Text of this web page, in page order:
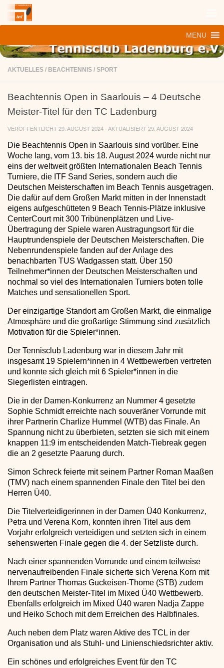
Zum Inhalt springen
MENU
AKTUELLES / BEACHTENNIS / SPORT
Beachtennis Open in Saarlouis – 4 Deutsche
Meister-Titel für den TC Ladenburg
VERÖFFENTLICHT 29. AUGUST 2024 · AKTUALISIERT 29. AUGUST 2024
Die Beachtennis Open in Saarlouis sind vorüber. Eine
Woche lang, vom 13. bis 18. August 2024 wurde nicht nur
eins der weltweit größten Internationalen Beach Tennis
Turniere, die ITF Sand Series, sondern auch die
Deutschen Meisterschaften im Beach Tennis ausgetragen.
Die dafür auf dem Großen Markt mitten in der Innenstadt
eigens aufgeschütteten 9 Beach Tennis-Plätze inklusive
CenterCourt mit 300 Tribünenplätzen und Live-
Übertragung der Spiele waren Austragungsort für die
Hauptrundenspiele der Deutschen Meisterschaften. Die
Nebenrundenspiele fanden auf der Anlage des
benachbarten TUS Wadgassen statt. Über 150
Teilnehmer*innen der Deutschen Meisterschaften und
nochmal so viel des Internationalen Turniers boten tolle
Matches und sensationellen Sport.
Der einzigartige Standort am Großen Markt, die einmalige
Atmosphäre und die großartige Stimmung sind zusätzlich
Motivation für die Spieler*innen.
Der Tennisclub Ladenburg war in diesem Jahr mit
insgesamt 19 Spielern*innen in 4 Wettbewerben vertreten
und konnte sich gleich mit 6 Spieler*innen in die
Siegerlisten eintragen.
Die in der Damen-Konkurrenz an Nummer 4 gesetzte
Sophie Schmidt erreichte nach souveräner Vorrunde mit
ihrer Partnerin Charlize Hummel (WTB) das Finale. An
Spannung nicht zu überbieten, setzten sie sich mit einem
knappen 11:9 im entscheidenden Match-Tiebreak gegen
die an 2 gesetzte Paarung durch.
Simon Schreck feierte mit seinem Partner Roman Maaßen
(TMV) nach einem spannenden Finale den Titel bei den
Herren Ü40.
Die Titelverteidigerinnen in der Damen Ü40 Konkurrenz,
Petra und Verena Korn, konnten ihren Titel aus dem
Vorjahr erfolgreich verteidigen und setzten sich in einem
sehenswerten Finale gegen die 4. der Setzliste durch.
Nach einer spannenden Vorrunde und einem teilweise
nervenaufreibenden Finale sicherte sich Verena Korn mit
Ihrem Partner Thomas Guckeisen-Thome (STB) zudem
den deutschen Meister-Titel im Mixed Ü40 Wettbewerb.
Ebenfalls erfolgreich im Mixed Ü40 waren Nadja Zappe
und Heiko Schoch mit dem Erreichen des Halbfinales.
Auch neben dem Platz waren Aktive des TCL in der
Organisation und als Stuhl- und Linienschiedsrichter aktiv.
Ein schönes und erfolgreiches Event für den TC